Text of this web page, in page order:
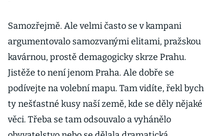
Samozřejmě. Ale velmi často se v kampani
argumentovalo samozvanými elitami, pražskou
kavárnou, prostě demagogicky skrze Prahu.
Jistěže to není jenom Praha. Ale dobře se
podívejte na volební mapu. Tam vidíte, řekl bych
ty nešťastné kusy naší země, kde se děly nějaké
věci. Třeba se tam odsouvalo a vyhánělo